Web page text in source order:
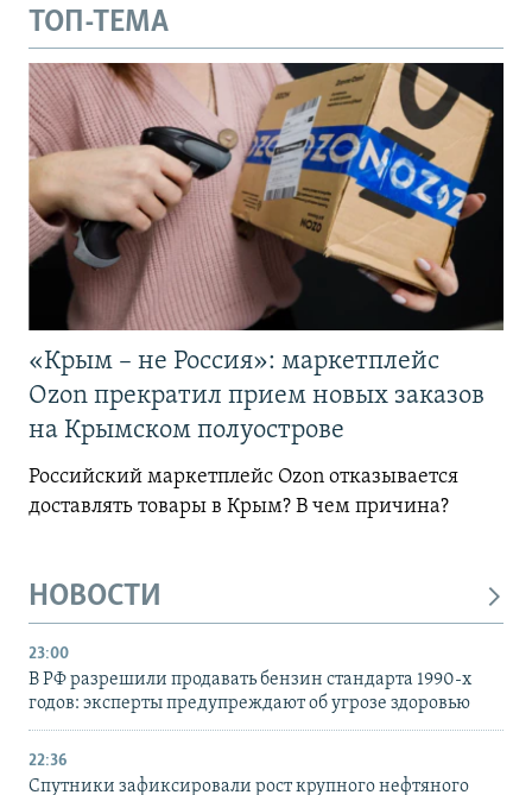
ТОП-ТЕМА
«Крым – не Россия»: маркетплейс
Ozon прекратил прием новых заказов
на Крымском полуострове
Российский маркетплейс Ozon отказывается
доставлять товары в Крым? В чем причина?
НОВОСТИ
23:00
В РФ разрешили продавать бензин стандарта 1990-х
годов: эксперты предупреждают об угрозе здоровью
22:36
Спутники зафиксировали рост крупного нефтяного